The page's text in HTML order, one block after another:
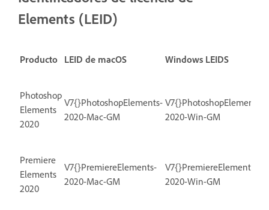
Elements (LEID)
Producto LEID de macOS Windows LEIDS
Photoshop
Elements
2020
V7{}PhotoshopElements-
2020-Mac-GM
V7{}PhotoshopElements-
2020-Win-GM
Premiere
Elements
2020
V7{}PremiereElements-
2020-Mac-GM
V7{}PremiereElements-
2020-Win-GM